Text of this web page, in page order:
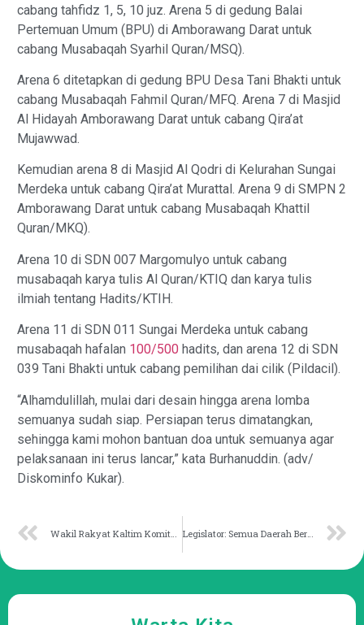
cabang tahfidz 1, 5, 10 juz. Arena 5 di gedung Balai
Pertemuan Umum (BPU) di Amborawang Darat untuk
cabang Musabaqah Syarhil Quran/MSQ).
Arena 6 ditetapkan di gedung BPU Desa Tani Bhakti untuk
cabang Musabaqah Fahmil Quran/MFQ. Arena 7 di Masjid
Al Hidayah Amborawang Darat untuk cabang Qira’at
Mujawwad.
Kemudian arena 8 di Masjid Al Qodri di Kelurahan Sungai
Merdeka untuk cabang Qira’at Murattal. Arena 9 di SMPN 2
Amborawang Darat untuk cabang Musabaqah Khattil
Quran/MKQ).
Arena 10 di SDN 007 Margomulyo untuk cabang
musabaqah karya tulis Al Quran/KTIQ dan karya tulis
ilmiah tentang Hadits/KTIH.
Arena 11 di SDN 011 Sungai Merdeka untuk cabang
musabaqah hafalan 100/500 hadits, dan arena 12 di SDN
039 Tani Bhakti untuk cabang pemilihan dai cilik (Pildacil).
“Alhamdulillah, mulai dari desain hingga arena lomba
semuanya sudah siap. Persiapan terus dimatangkan,
sehingga kami mohon bantuan doa untuk semuanya agar
pelaksanaan ini terus lancar,” kata Burhanuddin. (adv/
Diskominfo Kukar).
Wakil Rakyat Kaltim Komitmen Alokasikan Anggaran Peningkatan SDM Legislator: Semua Daerah Berkesempatan Penuhi Pangan IKN